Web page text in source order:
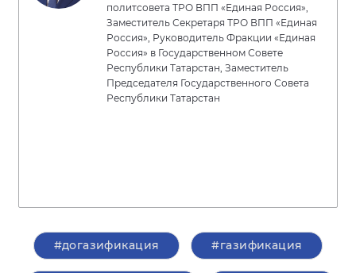
политсовета ТРО ВПП «Единая Россия»,
Заместитель Секретаря ТРО ВПП «Единая
Россия», Руководитель Фракции «Единая
Россия» в Государственном Совете
Республики Татарстан, Заместитель
Председателя Государственного Совета
Республики Татарстан
#догазификация #газификация